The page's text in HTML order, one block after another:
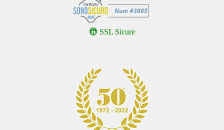
SSL Sicure